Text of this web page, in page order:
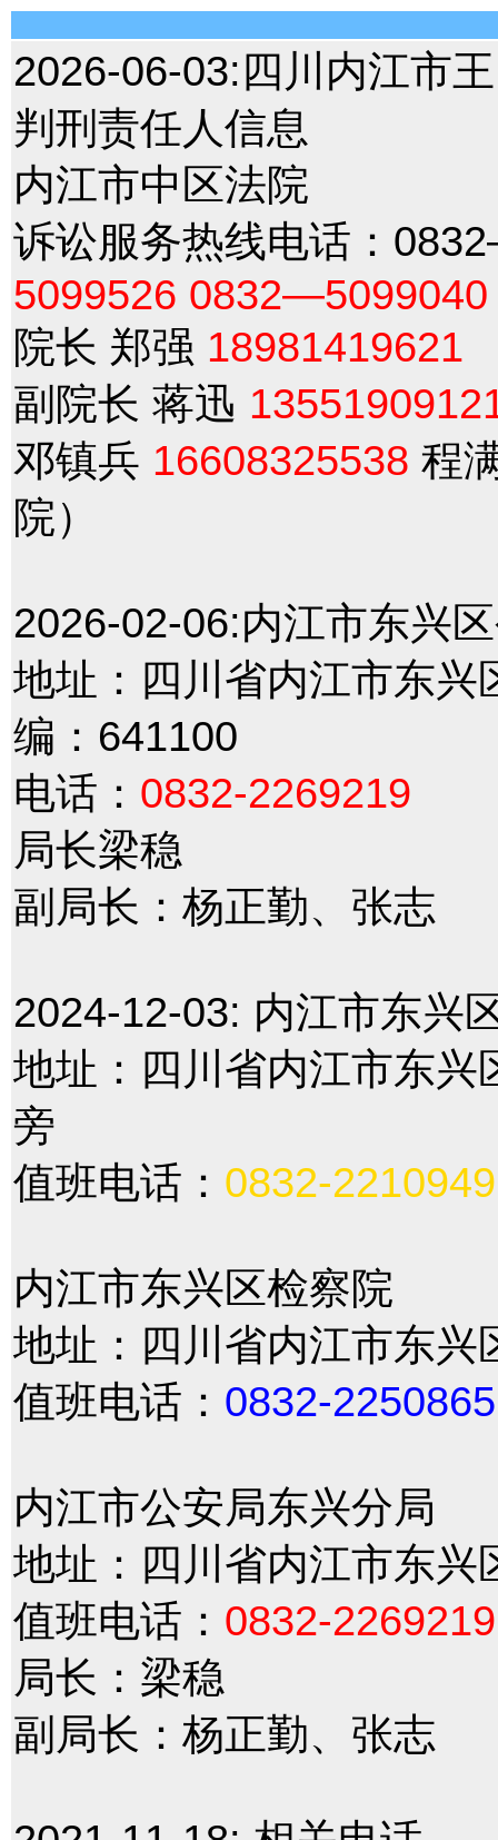
2026-06-03:四川内江市
判刑责任人信息
内江市中区法院
诉讼服务热线电话：
5099526 0832—5099040
院长 郑强 18981419621
副院长 蒋迅
邓镇兵 16608325538 程
院）
2026-02-06:内江市东兴
地址：四川省内江市东兴
编：641100
电话： 0832-2269219
局长梁稳
副局长：杨正勤、张志
2024-12-03: 内江市东兴
地址：四川省内江市东兴
旁
值班电话： 0832-2210949
内江市东兴区检察院
地址：四川省内江市东兴
值班电话： 0832-2250865
内江市公安局东兴分局
地址：四川省内江市东兴
值班电话： 0832-2269219
局长：梁稳
副局长：杨正勤、张志